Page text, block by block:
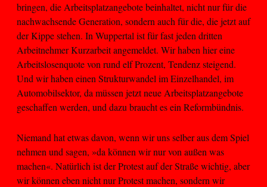
bringen, die Arbeitsplatzangebote beinhaltet, nicht nur für die
nachwachsende Generation, sondern auch für die, die jetzt auf
der Kippe stehen. In Wuppertal ist für fast jeden dritten
Arbeitnehmer Kurzarbeit angemeldet. Wir haben hier eine
Arbeitslosenquote von rund elf Prozent, Tendenz steigend.
Und wir haben einen Strukturwandel im Einzelhandel, im
Automobilsektor, da müssen jetzt neue Arbeitsplatzangebote
geschaffen werden, und dazu braucht es ein Reformbündnis.
Niemand hat etwas davon, wenn wir uns selber aus dem Spiel
nehmen und sagen, »da können wir nur von außen was
machen«. Natürlich ist der Protest auf der Straße wichtig, aber
wir können eben nicht nur Protest machen, sondern wir